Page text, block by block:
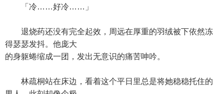
「冷……好冷……」
退烧药还没有完全起效，周远在厚重的羽绒被下依然冻
得瑟瑟发抖。他庞大
的身躯蜷缩成一团，发出无意识的痛苦呻吟。
林疏桐站在床边，看着这个平日里总是将她稳稳托住的